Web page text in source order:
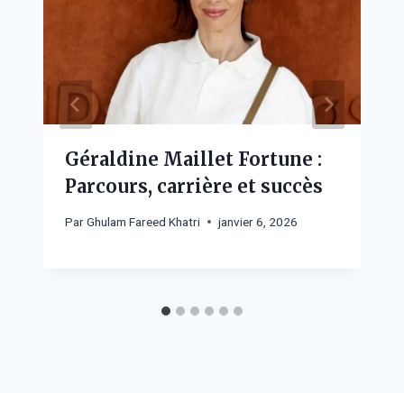
Géraldine Maillet Fortune :
Parcours, carrière et succès
ParGhulam Fareed Khatri janvier 6, 2026